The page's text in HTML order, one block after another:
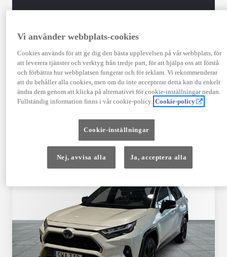
TOYOTA APPROVED
USED
Garanti upp till 10 år eller 20 000 mil – i
kombination med Toyota Relax
12 månaders vägassistans
Vi använder webbplats-cookies
Cookies används för att ge dig den bästa upplevelsen på vår webbplats, för
att leverera tjänster och verktyg från tredje part, för att hjälpa oss att förstå
och förbättra hur webbplatsen fungerar och för reklam. Vi rekommenderar
att du behåller alla cookies, men om du inte accepterar detta kan du enkelt
ändra dem genom att klicka på alternativet för cookie-inställningar nedan.
Fullständig information finns i vår cookie-policy. Cookie-policy
Cookie-inställningar
Nej, avvisa alla Ja, acceptera alla